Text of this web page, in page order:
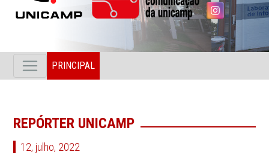
PRINCIPAL
REPÓRTER UNICAMP
12, julho, 2022